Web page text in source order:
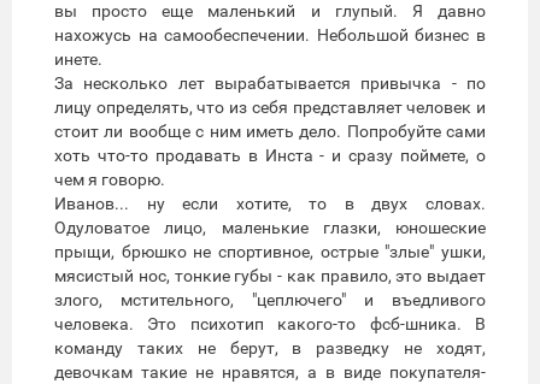
вы просто еще маленький и глупый. Я давно
нахожусь на самообеспечении. Небольшой бизнес в
инете.
За несколько лет вырабатывается привычка - по
лицу определять, что из себя представляет человек и
стоит ли вообще с ним иметь дело. Попробуйте сами
хоть что-то продавать в Инста - и сразу поймете, о
чем я говорю.
Иванов... ну если хотите, то в двух словах.
Одуловатое лицо, маленькие глазки, юношеские
прыщи, брюшко не спортивное, острые "злые" ушки,
мясистый нос, тонкие губы - как правило, это выдает
злого, мстительного, "цеплючего" и въедливого
человека. Это психотип какого-то фсб-шника. В
команду таких не берут, в разведку не ходят,
девочкам такие не нравятся, а в виде покупателя-